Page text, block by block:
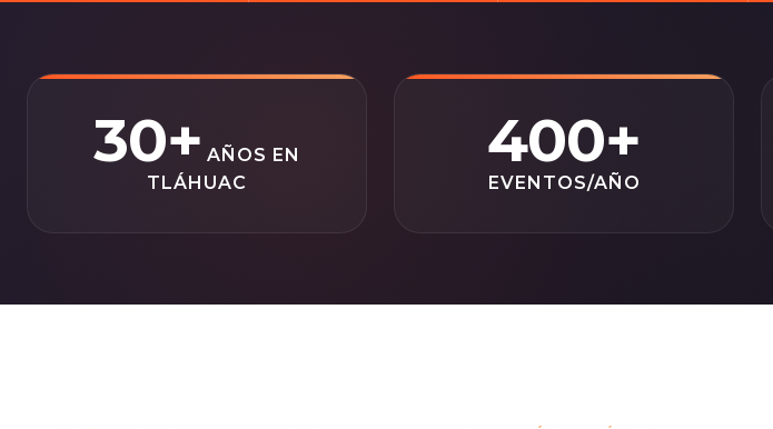
30+ AÑOS EN
TLÁHUAC
400+
EVENTOS/AÑO